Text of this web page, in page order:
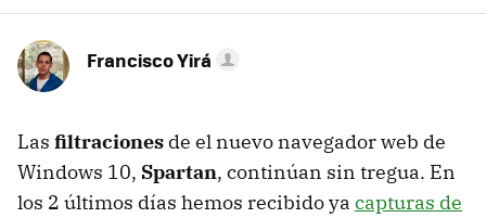
Francisco Yirá
Las filtraciones de el nuevo navegador web de
Windows 10, Spartan, continúan sin tregua. En
los 2 últimos días hemos recibido ya capturas de